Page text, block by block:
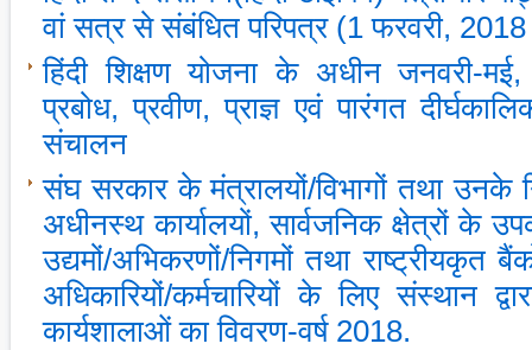
वां सत्र से संबंधित परिपत्र (1 फरवरी,
हिंदी शिक्षण योजना के अधीन जनवरी-
प्रबोध, प्रवीण, प्राज्ञ एवं पारंगत
संचालन
संघ सरकार के मंत्रालयों/विभागों तथा उनके
अधीनस्‍थ कार्यालयों, सार्वजनिक क्षेत्रों के
उद्यमों/अभिकरणों/निगमों तथा राष्‍ट्रीयकृत
अधिकारियों/कर्मचारियों के लिए संस्‍थान
कार्यशालाओं का विवरण-वर्ष 2018.